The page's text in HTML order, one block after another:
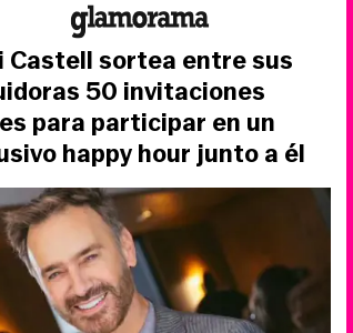
Castell sortea entre sus
50 invitaciones
para participar en un
happy hour junto a él